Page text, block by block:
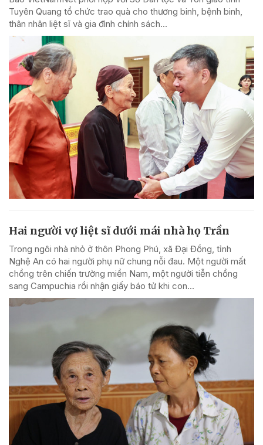
Tuyên Quang tổ chức trao quà cho thương binh, bệnh binh,
thân nhân liệt sĩ và gia đình chính sách...
Hai người vợ liệt sĩ dưới mái nhà họ Trần
Trong ngôi nhà nhỏ ở thôn Phong Phú, xã Đại Đồng, tỉnh
Nghệ An có hai người phụ nữ chung nỗi đau. Một người mất
chồng trên chiến trường miền Nam, một người tiễn chồng
sang Campuchia rồi nhận giấy báo tử khi con...